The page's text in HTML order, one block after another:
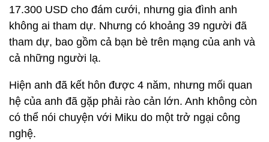
17.300 USD cho đám cưới, nhưng gia đình anh
không ai tham dự. Nhưng có khoảng 39 người đã
tham dự, bao gồm cả bạn bè trên mạng của anh và
cả những người lạ.
Hiện anh đã kết hôn được 4 năm, nhưng mối quan
hệ của anh đã gặp phải rào cản lớn. Anh không còn
có thể nói chuyện với Miku do một trở ngại công
nghệ.